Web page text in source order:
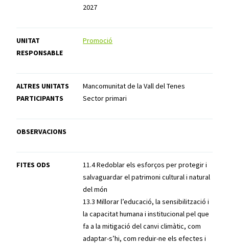
2027
UNITAT
RESPONSABLE
Promoció
ALTRES UNITATS
PARTICIPANTS
Mancomunitat de la Vall del Tenes
Sector primari
OBSERVACIONS
FITES ODS
11.4 Redoblar els esforços per protegir i
salvaguardar el patrimoni cultural i natural
del món
13.3 Millorar l’educació, la sensibilització i
la capacitat humana i institucional pel que
fa a la mitigació del canvi climàtic, com
adaptar-s’hi, com reduir-ne els efectes i